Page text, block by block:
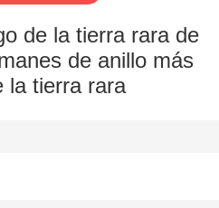
de la tierra rara de
de anillo más
la tierra rara